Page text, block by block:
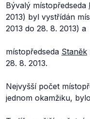
Bývalý místopředseda
2013) byl vystřídán
2013 do 28. 8. 2013) a
místopředseda Staněk
28. 8. 2013.
Nejvyšší počet
jednom okamžiku,